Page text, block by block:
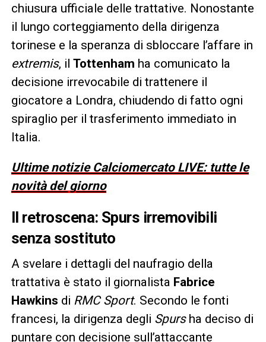
chiusura ufficiale delle trattative. Nonostante
il lungo corteggiamento della dirigenza
torinese e la speranza di sbloccare l’affare in
extremis, il Tottenham ha comunicato la
decisione irrevocabile di trattenere il
giocatore a Londra, chiudendo di fatto ogni
spiraglio per il trasferimento immediato in
Italia.
Ultime notizie Calciomercato LIVE: tutte le
novità del giorno
Il retroscena: Spurs irremovibili
senza sostituto
A svelare i dettagli del naufragio della
trattativa è stato il giornalista Fabrice
Hawkins di RMC Sport. Secondo le fonti
francesi, la dirigenza degli Spursha deciso di
puntare con decisione sull’attaccante